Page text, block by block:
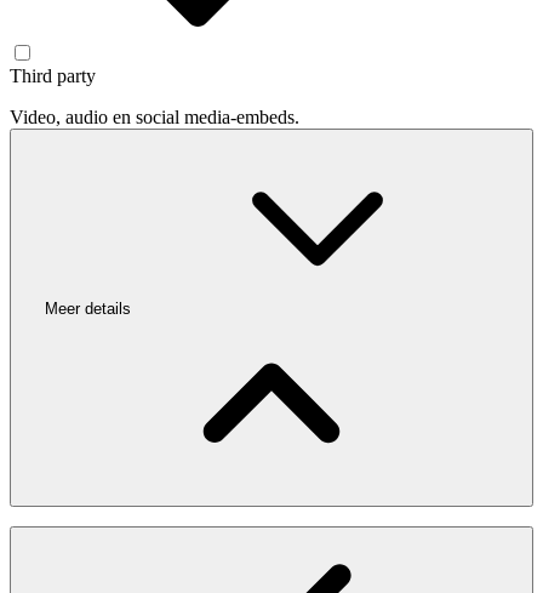
Third party
Video, audio en social media-embeds.
Meer details